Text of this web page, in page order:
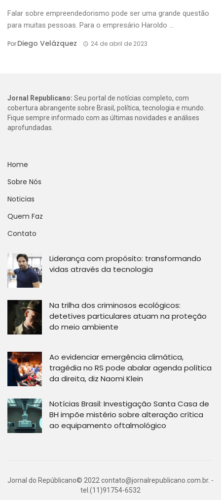
Falar sobre empreendedorismo pode ser uma grande questão
para muitas pessoas. Para o empresário Haroldo ...
PorDiego Velázquez 24 de abril de 2023
Jornal Republicano: Seu portal de notícias completo, com
cobertura abrangente sobre Brasil, política, tecnologia e mundo.
Fique sempre informado com as últimas novidades e análises
aprofundadas.
Home
Sobre Nós
Noticias
Quem Faz
Contato
Liderança com propósito: transformando
vidas através da tecnologia
Na trilha dos criminosos ecológicos:
detetives particulares atuam na proteção
do meio ambiente
Ao evidenciar emergência climática,
tragédia no RS pode abalar agenda política
da direita, diz Naomi Klein
Notícias Brasil: Investigação Santa Casa de
BH impõe mistério sobre alteração crítica
ao equipamento oftalmológico
Jornal do Repúblicano© 2022 contato@jornalrepublicano.com.br. -
tel.(11)91754-6532